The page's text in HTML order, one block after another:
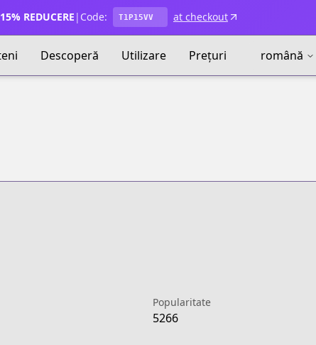
REDUCERE | Code: T1P15VV at checkout
Descoperă Utilizare Prețuri română
Popularitate
5266